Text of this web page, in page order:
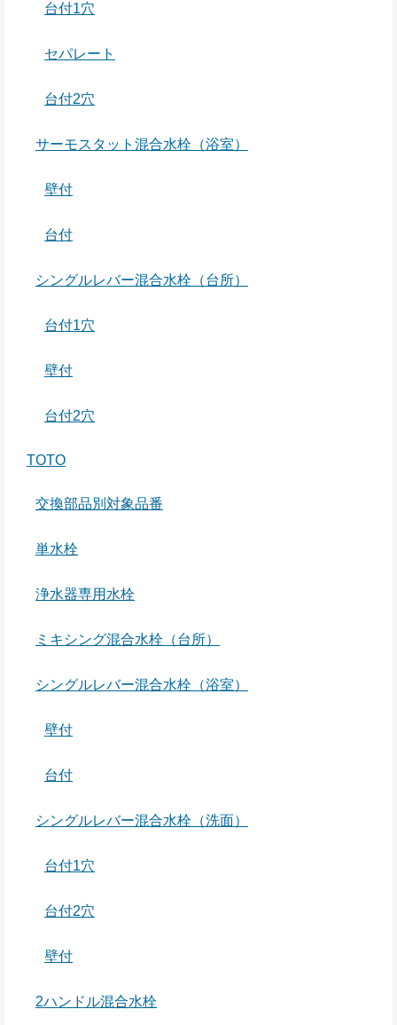
台付1穴
セパレート
台付2穴
サーモスタット混合水栓（浴室）
壁付
台付
シングルレバー混合水栓（台所）
台付1穴
壁付
台付2穴
TOTO
交換部品別対象品番
単水栓
浄水器専用水栓
ミキシング混合水栓（台所）
シングルレバー混合水栓（浴室）
壁付
台付
シングルレバー混合水栓（洗面）
台付1穴
台付2穴
壁付
2ハンドル混合水栓